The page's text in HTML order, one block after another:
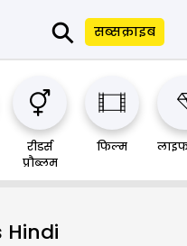
⚲ सब्सक्राइब
रीडर्स
प्रौब्लम
फिल्म
Hindi